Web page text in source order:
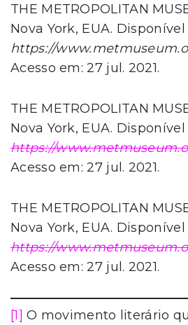
THE METROPOLITAN
Nova York, EUA. Disponível
https://
Acesso em: 27 jul. 2021.
THE METROPOLITAN
Nova York, EUA. Disponível
https://
Acesso em: 27 jul. 2021.
THE METROPOLITAN
Nova York, EUA. Disponível
https://
Acesso em: 27 jul. 2021.
[1] O movimento literário